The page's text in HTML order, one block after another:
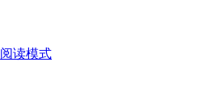
阅读模式